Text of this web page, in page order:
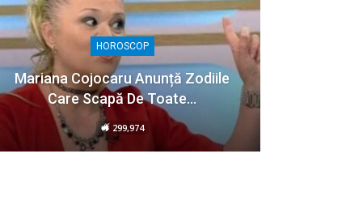
HOROSCOP
Mariana Cojocaru Anunță Zodiile
Care Scapă De Toate…
299,974